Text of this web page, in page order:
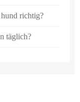
richtig?
täglich?